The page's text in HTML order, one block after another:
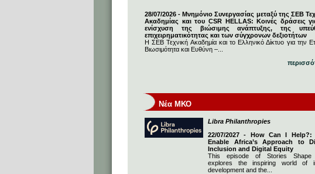
28/07/2026 - Μνημόνιο Συνεργασίας μεταξύ της ΣΕΒ
Ακαδημίας και του CSR HELLAS: Κοινές δράσεις
ενίσχυση της βιώσιμης ανάπτυξης, της
επιχειρηματικότητας και των σύγχρονων δεξιοτήτων
Η ΣΕΒ Τεχνική Ακαδημία και το Ελληνικό Δίκτυο για την
Βιωσιμότητα και Ευθύνη –...
Νέα ΜΚΟ
Libra Philanthropies
22/07/2027 - How Can I Help?:
Enable Africa’s Approach to
Inclusion and Digital Equity
This episode of Stories Shape
explores the inspiring world of
development and the...